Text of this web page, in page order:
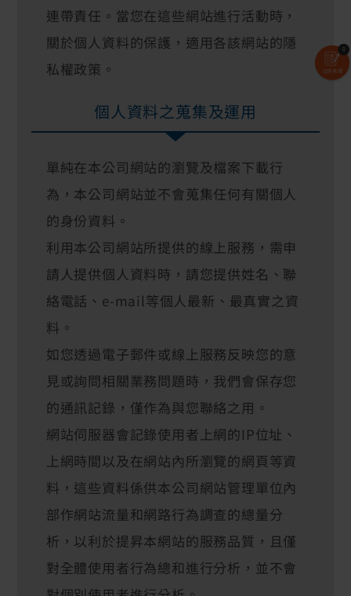
0
洽詢表單
連帶責任。當您在這些網站進行活動時，
關於個人資料的保護，適用各該網站的隱
私權政策。
個人資料之蒐集及運用
單純在本公司網站的瀏覽及檔案下載行
為，本公司網站並不會蒐集任何有關個人
的身份資料。
利用本公司網站所提供的線上服務，需申
請人提供個人資料時，請您提供姓名、聯
絡電話、e-mail等個人最新、最真實之資
料。
如您透過電子郵件或線上服務反映您的意
見或詢問相關業務問題時，我們會保存您
的通訊記錄，僅作為與您聯絡之用。
網站伺服器會記錄使用者上網的IP位址、
上網時間以及在網站內所瀏覽的網頁等資
料，這些資料係供本公司網站管理單位內
部作網站流量和網路行為調查的總量分
析，以利於提昇本網站的服務品質，且僅
對全體使用者行為總和進行分析，並不會